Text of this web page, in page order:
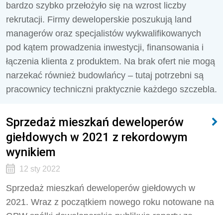
bardzo szybko przełożyło się na wzrost liczby
rekrutacji. Firmy deweloperskie poszukują land
managerów oraz specjalistów wykwalifikowanych
pod kątem prowadzenia inwestycji, finansowania i
łączenia klienta z produktem. Na brak ofert nie mogą
narzekać również budowlańcy – tutaj potrzebni są
pracownicy techniczni praktycznie każdego szczebla.
Sprzedaż mieszkań deweloperów
giełdowych w 2021 z rekordowym
wynikiem
12 sty 2022
Sprzedaż mieszkań deweloperów giełdowych w
2021. Wraz z początkiem nowego roku notowane na